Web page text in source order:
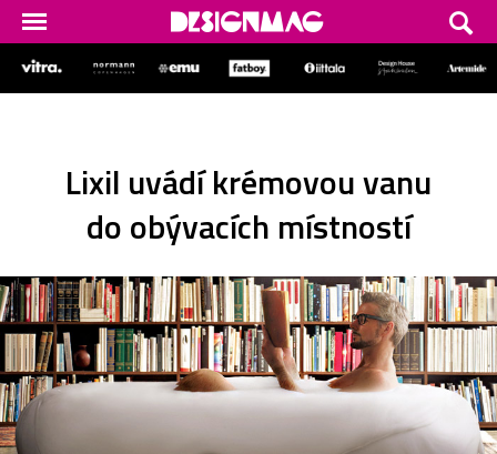
Lixil uvádí krémovou vanu
do obývacích místností